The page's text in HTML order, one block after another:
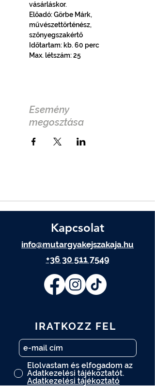
vásárláskor.
Előadó: Görbe Márk,
művészettörténész,
szőnyegszakértő
Időtartam: kb. 60 perc
Max. létszám: 25
Esemény
megosztása
Kapcsolat
info@mutargyakejszakaja.hu
+36 30 511 7549
IRATKOZZ FEL
Elolvastam és elfogadom az
Adatkezelési tájékoztatót.
Adatkezelési tájékoztató